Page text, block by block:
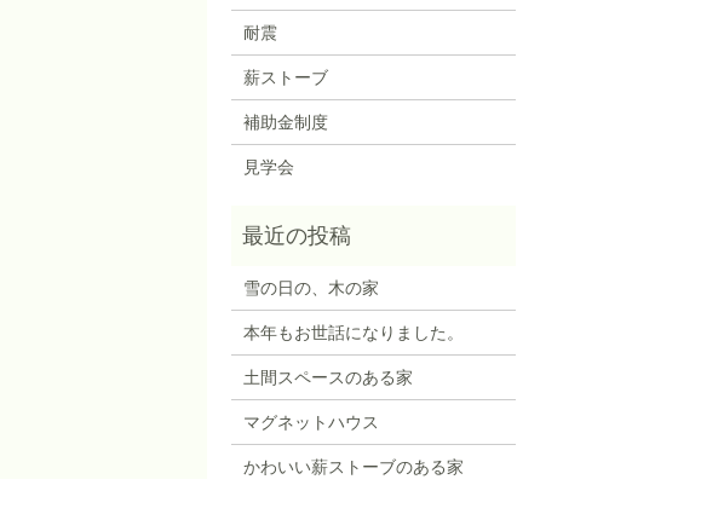
耐震
薪ストーブ
補助金制度
見学会
雪の日の、木の家
本年もお世話になりました。
土間スペースのある家
マグネットハウス
かわいい薪ストーブのある家